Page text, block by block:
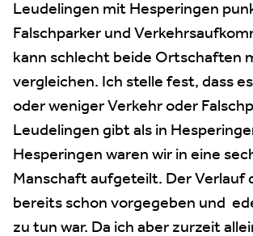
Leudelingen mit Hesperingen
Falschparker und
kann schlecht beide Ortschaften
vergleichen. Ich stelle fest, dass
oder weniger Verkehr oder
Leudelingen gibt als in
Hesperingen waren wir in eine
Manschaft aufgeteilt. Der Verlauf
bereits schon vorgegeben und
zu tun war. Da ich aber zurzeit